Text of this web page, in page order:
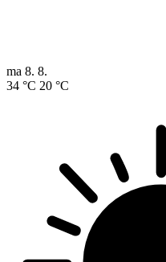
ma 8. 8.
34 °C 20 °C